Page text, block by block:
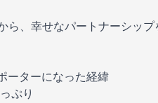
ら、幸せなパートナーシッ
ーターになった経緯
ぷり